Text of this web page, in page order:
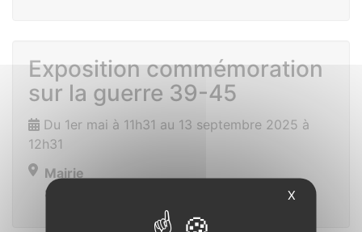
Exposition commémoration
sur la guerre 39-45
Du 1er mai à 11h31 au 13 septembre 2025 à
12h31
Mairie
Saint Vincent sur Oust X